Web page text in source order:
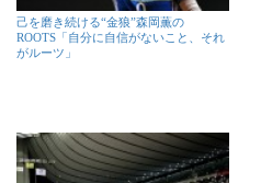
己を磨き続ける“金狼”森岡薫の
ROOTS「自分に自信がないこと、それ
がルーツ」